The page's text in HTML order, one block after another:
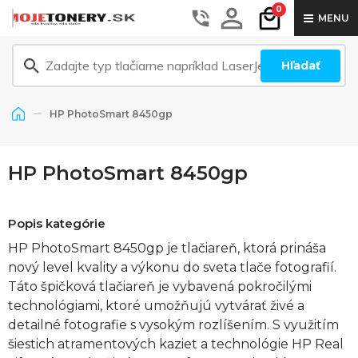
0
MENU
Hľadať
HP PhotoSmart 8450gp
HP PhotoSmart 8450gp
Popis kategórie
HP PhotoSmart 8450gp je tlačiareň, ktorá prináša
nový level kvality a výkonu do sveta tlače fotografií.
Táto špičková tlačiareň je vybavená pokročilými
technológiami, ktoré umožňujú vytvárať živé a
detailné fotografie s vysokým rozlíšením. S využitím
šiestich atramentových kaziet a technológie HP Real